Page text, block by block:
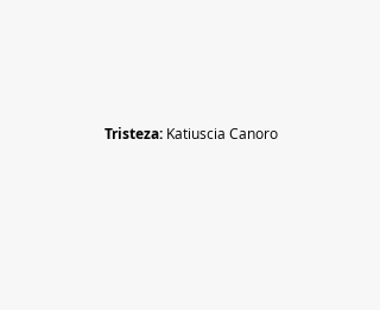
Tristeza: Katiuscia Canoro